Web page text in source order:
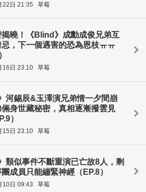
22日 21:35 草莓
曉！《Blind》成勳成俊兄弟互
，下一個遇害的恐為恩枝ㅠㅠ
16日 23:10 草莓
河錫辰&玉澤演兄弟情一夕間崩
身世藏秘密，真相逐漸撥雲見
）
15日 23:10 草莓
類似事件不斷重演已亡故8人，剩
成員只能繃緊神經（EP.8）
10日 09:43 草莓